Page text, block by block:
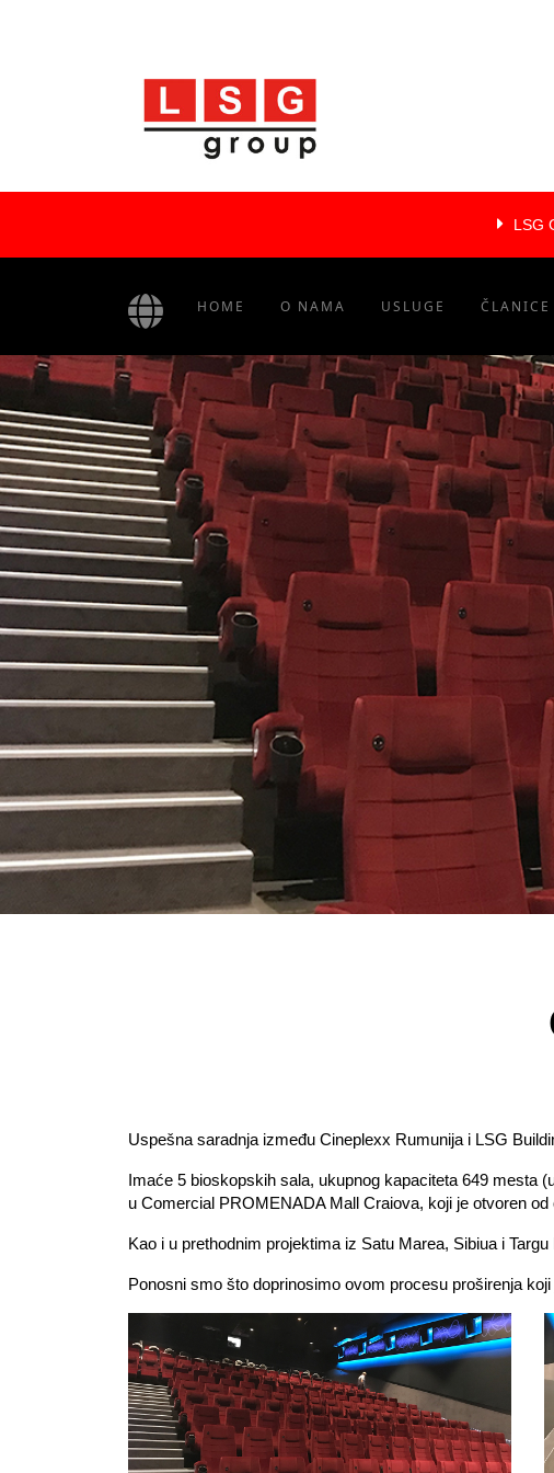
LSG
HOME O NAMA USLUGE ČLANICE
Uspešna saradnja između Cineplexx Rumunija i LSG
Imaće 5 bioskopskih sala, ukupnog kapaciteta 649 mesta
u Comercial PROMENADA Mall Craiova, koji je otvoren od
Kao i u prethodnim projektima iz Satu Marea, Sibiua i
Ponosni smo što doprinosimo ovom procesu proširenja